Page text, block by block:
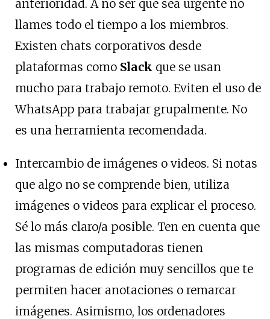
anterioridad. A no ser que sea urgente no
llames todo el tiempo a los miembros.
Existen chats corporativos desde
plataformas como Slack que se usan
mucho para trabajo remoto. Eviten el uso de
WhatsApp para trabajar grupalmente. No
es una herramienta recomendada.
Intercambio de imágenes o videos. Si notas
que algo no se comprende bien, utiliza
imágenes o videos para explicar el proceso.
Sé lo más claro/a posible. Ten en cuenta que
las mismas computadoras tienen
programas de edición muy sencillos que te
permiten hacer anotaciones o remarcar
imágenes. Asimismo, los ordenadores